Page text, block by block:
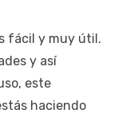
fácil y muy útil.
y así
este
haciendo